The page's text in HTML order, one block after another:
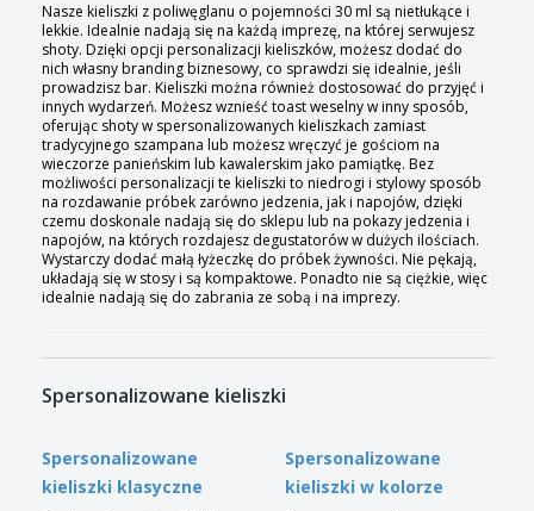
Nasze kieliszki z poliwęglanu o pojemności 30 ml są nietłukące i
lekkie. Idealnie nadają się na każdą imprezę, na której serwujesz
shoty. Dzięki opcji personalizacji kieliszków, możesz dodać do
nich własny branding biznesowy, co sprawdzi się idealnie, jeśli
prowadzisz bar. Kieliszki można również dostosować do przyjęć i
innych wydarzeń. Możesz wznieść toast weselny w inny sposób,
oferując shoty w spersonalizowanych kieliszkach zamiast
tradycyjnego szampana lub możesz wręczyć je gościom na
wieczorze panieńskim lub kawalerskim jako pamiątkę. Bez
możliwości personalizacji te kieliszki to niedrogi i stylowy sposób
na rozdawanie próbek zarówno jedzenia, jak i napojów, dzięki
czemu doskonale nadają się do sklepu lub na pokazy jedzenia i
napojów, na których rozdajesz degustatorów w dużych ilościach.
Wystarczy dodać małą łyżeczkę do próbek żywności. Nie pękają,
układają się w stosy i są kompaktowe. Ponadto nie są ciężkie, więc
idealnie nadają się do zabrania ze sobą i na imprezy.
Spersonalizowane kieliszki
Spersonalizowane
kieliszki klasyczne
Spersonalizowane
kieliszki w kolorze